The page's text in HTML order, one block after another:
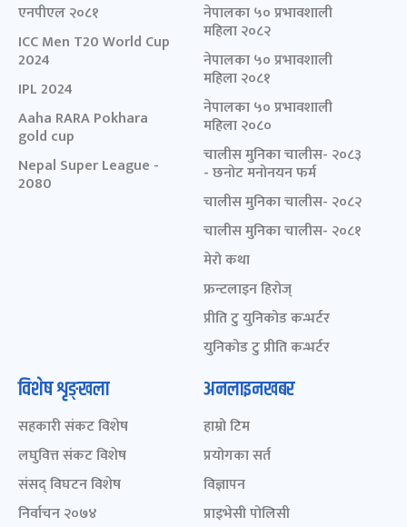
एनपीएल २०८१
ICC Men T20 World Cup
2024
IPL 2024
Aaha RARA Pokhara
gold cup
Nepal Super League -
2080
नेपालका ५० प्रभावशाली
महिला २०८२
नेपालका ५० प्रभावशाली
महिला २०८१
नेपालका ५० प्रभावशाली
महिला २०८०
चालीस मुनिका चालीस- २०८३
- छनोट मनोनयन फर्म
चालीस मुनिका चालीस- २०८२
चालीस मुनिका चालीस- २०८१
मेरो कथा
फ्रन्टलाइन हिरोज्
प्रीति टु युनिकोड कन्भर्टर
युनिकोड टु प्रीति कन्भर्टर
विशेष शृङ्खला
सहकारी संकट विशेष
लघुवित्त संकट विशेष
संसद् विघटन विशेष
निर्वाचन २०७४
अनलाइनखबर
हाम्रो टिम
प्रयोगका सर्त
विज्ञापन
प्राइभेसी पोलिसी